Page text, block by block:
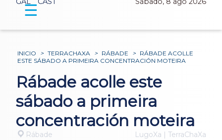
☰
INICIO > TERRACHAXA > RÁBADE > RÁBADE ACOLLE
ESTE SÁBADO A PRIMEIRA CONCENTRACIÓN MOTEIRA
Rábade acolle este
sábado a primeira
concentración moteira
Rábade LugoXa | TerraChaXa